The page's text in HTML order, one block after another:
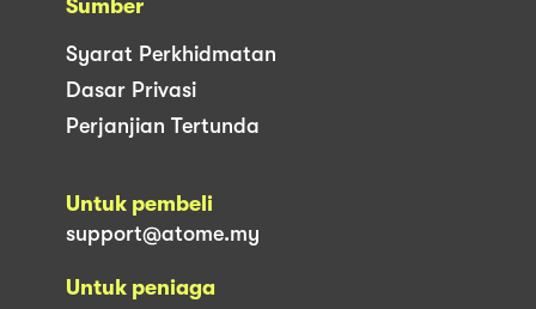
Sumber
Syarat Perkhidmatan
Dasar Privasi
Perjanjian Tertunda
Untuk pembeli
support@atome.my
Untuk peniaga